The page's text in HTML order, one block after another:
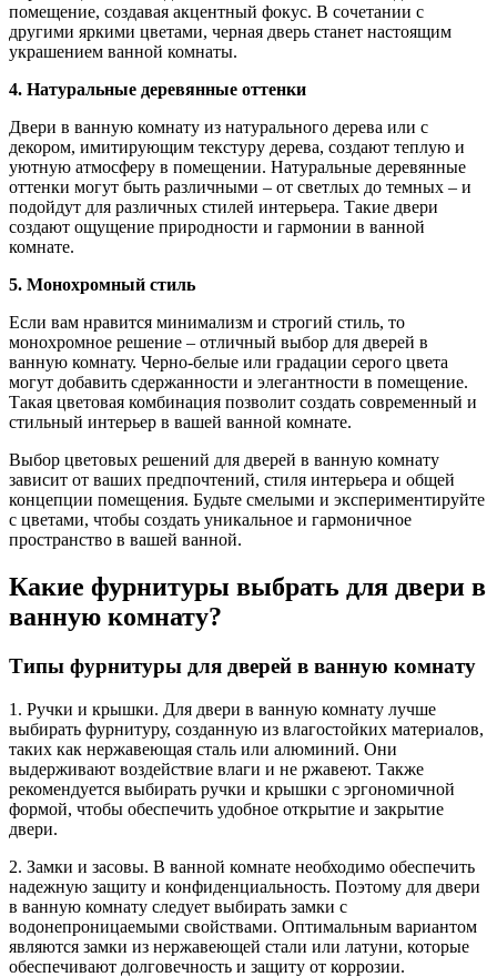
помещение, создавая акцентный фокус. В сочетании с
другими яркими цветами, черная дверь станет настоящим
украшением ванной комнаты.
4. Натуральные деревянные оттенки
Двери в ванную комнату из натурального дерева или с
декором, имитирующим текстуру дерева, создают теплую и
уютную атмосферу в помещении. Натуральные деревянные
оттенки могут быть различными – от светлых до темных – и
подойдут для различных стилей интерьера. Такие двери
создают ощущение природности и гармонии в ванной
комнате.
5. Монохромный стиль
Если вам нравится минимализм и строгий стиль, то
монохромное решение – отличный выбор для дверей в
ванную комнату. Черно-белые или градации серого цвета
могут добавить сдержанности и элегантности в помещение.
Такая цветовая комбинация позволит создать современный и
стильный интерьер в вашей ванной комнате.
Выбор цветовых решений для дверей в ванную комнату
зависит от ваших предпочтений, стиля интерьера и общей
концепции помещения. Будьте смелыми и экспериментируйте
с цветами, чтобы создать уникальное и гармоничное
пространство в вашей ванной.
Какие фурнитуры выбрать для двери в
ванную комнату?
Типы фурнитуры для дверей в ванную комнату
1. Ручки и крышки. Для двери в ванную комнату лучше
выбирать фурнитуру, созданную из влагостойких материалов,
таких как нержавеющая сталь или алюминий. Они
выдерживают воздействие влаги и не ржавеют. Также
рекомендуется выбирать ручки и крышки с эргономичной
формой, чтобы обеспечить удобное открытие и закрытие
двери.
2. Замки и засовы. В ванной комнате необходимо обеспечить
надежную защиту и конфиденциальность. Поэтому для двери
в ванную комнату следует выбирать замки с
водонепроницаемыми свойствами. Оптимальным вариантом
являются замки из нержавеющей стали или латуни, которые
обеспечивают долговечность и защиту от коррозии.